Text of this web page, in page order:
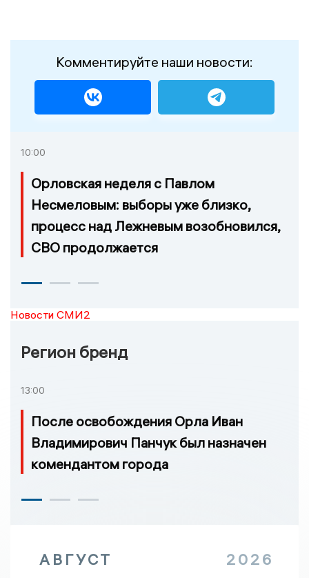
Комментируйте наши новости:
10:00
Орловская неделя с Павлом
Несмеловым: выборы уже близко,
процесс над Лежневым возобновился,
СВО продолжается
Новости СМИ2
Регион бренд
13:00
После освобождения Орла Иван
Владимирович Панчук был назначен
комендантом города
АВГУСТ 2026